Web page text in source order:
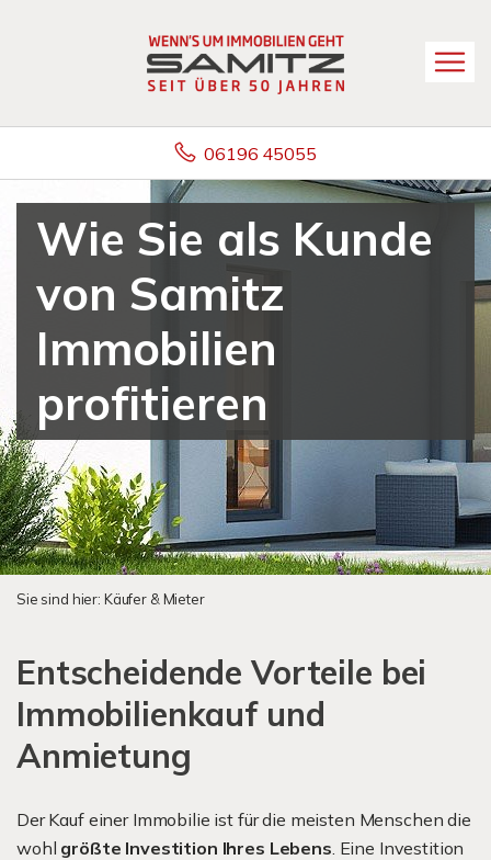
06196 45055
Wie Sie als Kunde
von Samitz
Immobilien
profitieren
Sie sind hier: Käufer & Mieter
Entscheidende Vorteile bei
Immobilienkauf und
Anmietung
Der Kauf einer Immobilie ist für die meisten Menschen die
wohl größte Investition Ihres Lebens. Eine Investition